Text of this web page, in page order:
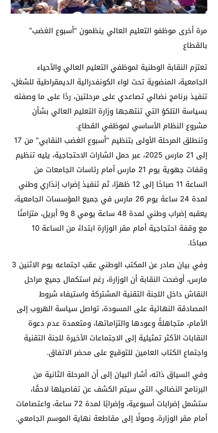
مرة أخرى موظفو التعليم العالي ينظمون “أسبوع الغضب”
بالقطاع
تعتزم النقابة الوطنية لموظفي التعليم العالي والأحياء
الجامعية، المنضوية تحت لواء الكونفدرالية الديمقراطية للشغل،
تنفيذ برنامج نضالي تصاعدي على مرحلتين، ردًا على ما وصفته
بسياسة التلكؤ التي تنتهجها وزارة التعليم العالي بشأن
مشروع النظام الأساسي لموظفي القطاع.
وتنطلق المرحلة الأولى بتنظيم “أسبوع الغضب النقابي” من 17
إلى 21 مارس 2025، عبر حمل الشارات الاحتجاجية، يليه تنظيم
وقفات جهوية يوم 21 مارس أمام رئاسات الجامعات من
الساعة 11 صباحًا إلى 12 ظهرًا، ثم تنفيذ إضراب إنذاري وطني
لمدة 24 ساعة يوم 26 مارس في جميع المؤسسات الجامعية،
يعقبه إضراب وطني لمدة 48 ساعة يومي 8 و9 أبريل، متزامنًا
مع وقفة احتجاجية أمام مقر الوزارة ابتداءً من الساعة 10
صباحًا.
وفي بيان صادر عن المكتب الوطني عقب اجتماعه يوم الاثنين 3
مارس، أوضحت النقابة أن الوزارة، رغم استكمال جميع مراحل
النقاش داخل اللجنة التقنية المشتركة واستيفاء شروط
المصادقة النهائية على المسودة، تواصل سياسة الهروب إلى
الأمام، متجاهلةً وعودها والتزاماتها، ومتعمدة عدم دعوة
النقابات الأكثر تمثيلية إلى الاجتماعات الأخيرة للجنة التقنية
واجتماع الكتاب العامين للتوقيع على محضر الاتفاق.
وفي السياق ذاته، أشار البيان إلى أن المرحلة الثانية من
البرنامج النضالي، التي سيتم الكشف عن تفاصيلها لاحقًا،
ستشمل إضرابات أسبوعية، وإضرابًا لمدة 72 ساعة، واعتصامات
أمام مقر الوزارة، وصولًا إلى مقاطعة نهاية الموسم الجامعي.